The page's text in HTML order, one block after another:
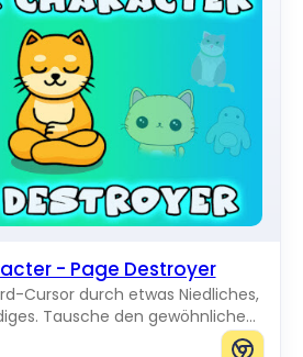
- Page Destroyer
Cursor durch etwas Niedliches,
Tausche den gewöhnlichen
erstaunliche Cute Cursors aus.